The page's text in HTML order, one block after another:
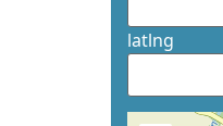
latlng